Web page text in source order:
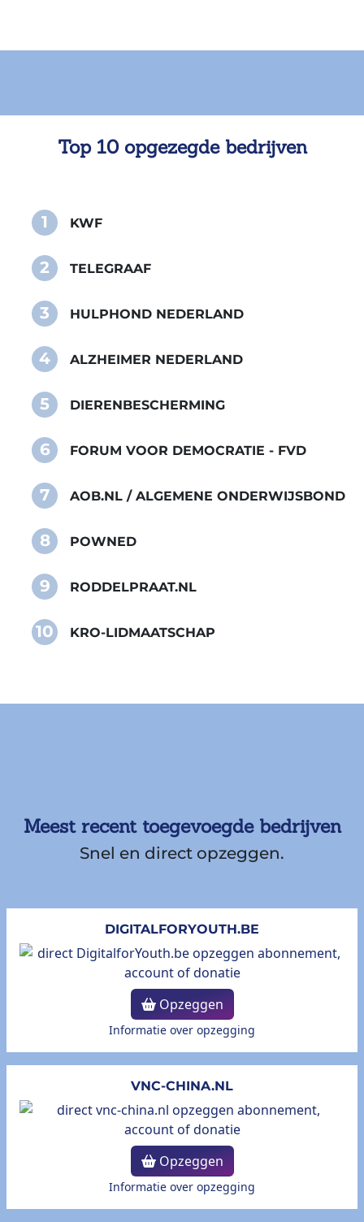
Top 10 opgezegde bedrijven
1 KWF
2 TELEGRAAF
3 HULPHOND NEDERLAND
4 ALZHEIMER NEDERLAND
5 DIERENBESCHERMING
6 FORUM VOOR DEMOCRATIE - FVD
7 AOB.NL / ALGEMENE ONDERWIJSBOND
8 POWNED
9 RODDELPRAAT.NL
10 KRO-LIDMAATSCHAP
Meest recent toegevoegde bedrijven
Snel en direct opzeggen.
DIGITALFORYOUTH.BE
Opzeggen
Informatie over opzegging
VNC-CHINA.NL
Opzeggen
Informatie over opzegging